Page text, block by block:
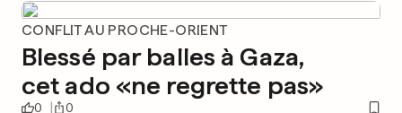
CONFLIT AU PROCHE-ORIENT
Blessé par balles à Gaza,
cet ado «ne regrette pas»
0 0